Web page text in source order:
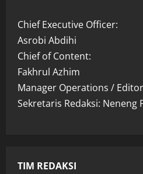
Chief Executive Officer:
Asrobi Abdihi
Chief of Content:
Fakhrul Azhim
Manager Operations /
Sekretaris Redaksi: Neneng
TIM REDAKSI